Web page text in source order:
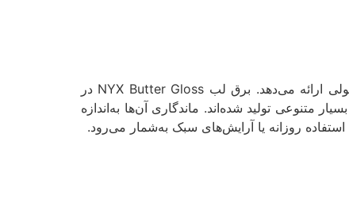
این برند نسبتاً اقتصادی‌تر از دو برند قبلی است اما کیفیت قابل قبولی ارائه می‌دهد. برق لب NYX Butter Gloss در
تولید شده‌اند. ماندگاری آن‌ها به‌اندازه
روزانه یا آرایش‌های سبک به‌شمار می‌رود.